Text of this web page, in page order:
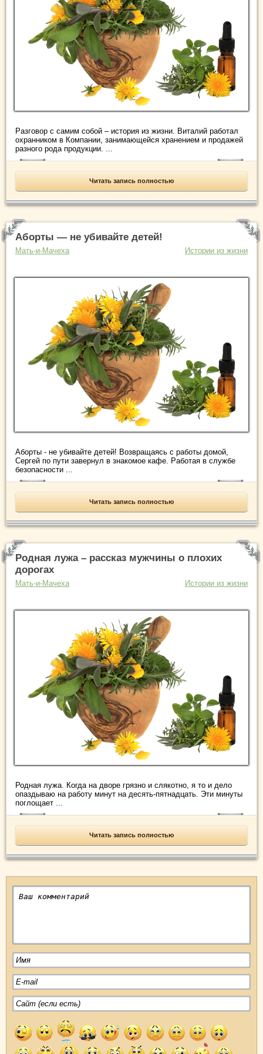
Разговор с самим собой – история из жизни. Виталий работал
охранником в Компании, занимающейся хранением и продажей
разного рода продукции. ...
Читать запись полностью
Аборты — не убивайте детей!
Мать-и-Мачеха Истории из жизни
Аборты - не убивайте детей! Возвращаясь с работы домой,
Сергей по пути завернул в знакомое кафе. Работая в службе
безопасности ...
Читать запись полностью
Родная лужа – рассказ мужчины о плохих
дорогах
Мать-и-Мачеха Истории из жизни
Родная лужа. Когда на дворе грязно и слякотно, я то и дело
опаздываю на работу минут на десять-пятнадцать. Эти минуты
поглощает ...
Читать запись полностью